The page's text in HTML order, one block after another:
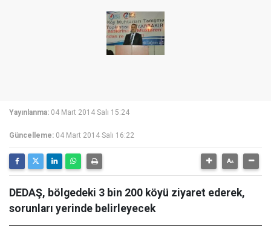
Yayınlanma: 04 Mart 2014 Salı 15:24
Güncelleme: 04 Mart 2014 Salı 16:22
DEDAŞ, bölgedeki 3 bin 200 köyü ziyaret ederek,
sorunları yerinde belirleyecek